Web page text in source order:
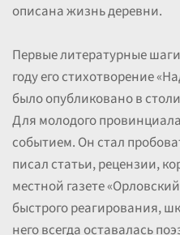
описана жизнь деревни.
Первые литературные
году его стихотворение
было опубликовано в
Для молодого
событием. Он стал
писал статьи, рецензии,
местной газете
быстрого реагирования,
него всегда оставалась